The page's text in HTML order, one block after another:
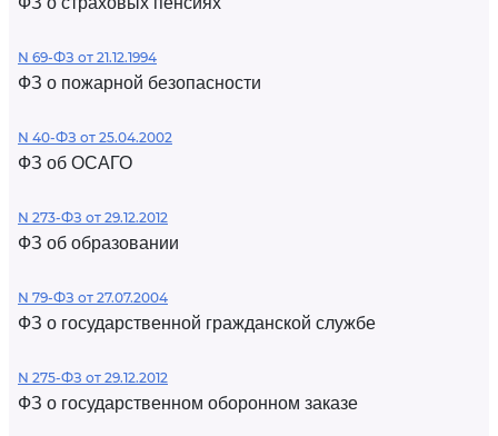
N 69-ФЗ от 21.12.1994
ФЗ о пожарной безопасности
N 40-ФЗ от 25.04.2002
ФЗ об ОСАГО
N 273-ФЗ от 29.12.2012
ФЗ об образовании
N 79-ФЗ от 27.07.2004
ФЗ о государственной гражданской службе
N 275-ФЗ от 29.12.2012
ФЗ о государственном оборонном заказе